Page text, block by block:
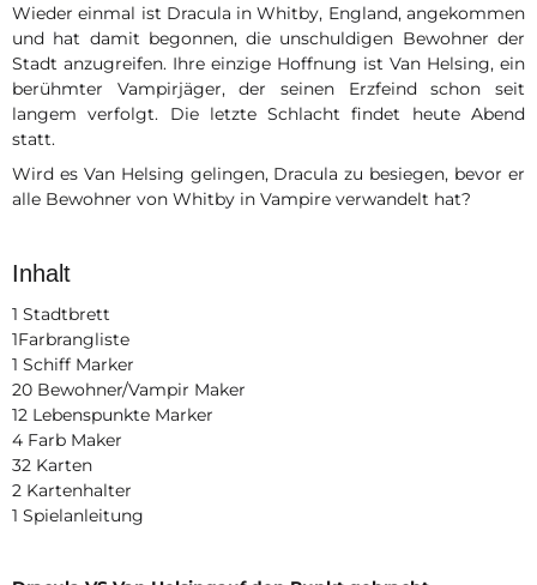
Wieder einmal ist Dracula in Whitby, England, angekommen
und hat damit begonnen, die unschuldigen Bewohner der
Stadt anzugreifen. Ihre einzige Hoffnung ist Van Helsing, ein
berühmter Vampirjäger, der seinen Erzfeind schon seit
langem verfolgt. Die letzte Schlacht findet heute Abend
statt.
Wird es Van Helsing gelingen, Dracula zu besiegen, bevor er
alle Bewohner von Whitby in Vampire verwandelt hat?
Inhalt
1 Stadtbrett
1Farbrangliste
1 Schiff Marker
20 Bewohner/Vampir Maker
12 Lebenspunkte Marker
4 Farb Maker
32 Karten
2 Kartenhalter
1 Spielanleitung